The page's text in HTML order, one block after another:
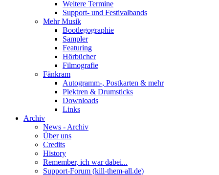
Weitere Termine
Support- und Festivalbands
Mehr Musik
Bootlegographie
Sampler
Featuring
Hörbücher
Filmografie
Fänkram
Autogramm-, Postkarten & mehr
Plektren & Drumsticks
Downloads
Links
Archiv
News - Archiv
Über uns
Credits
History
Remember, ich war dabei...
Support-Forum (kill-them-all.de)